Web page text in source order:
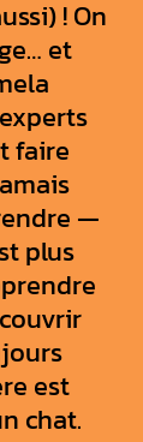
! On
et
faire
—
plus
est
chat.